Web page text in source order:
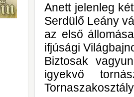
Anett jelenleg
Serdülő Leány
az első
ifjúsági
Biztosak
igyekvő